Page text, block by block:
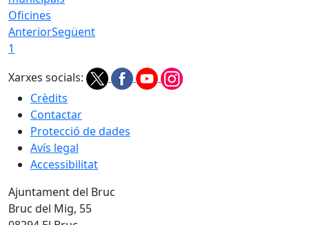
Oficines
AnteriorSegüent
1
Xarxes socials:
Crèdits
Contactar
Protecció de dades
Avís legal
Accessibilitat
Ajuntament del Bruc
Bruc del Mig, 55